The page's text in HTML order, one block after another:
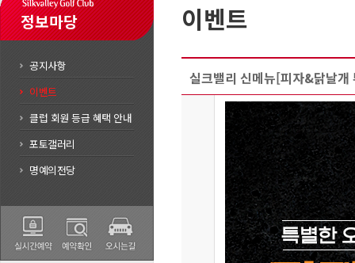
정보마당
공지사항
이벤트
클럽 회원 등급 혜택 안내
포토갤러리
명예의전당
이벤트
실크밸리 신메뉴[피자&닭날